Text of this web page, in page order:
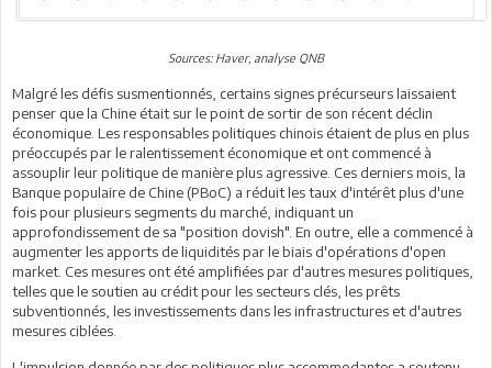
Sources: Haver, analyse QNB
Malgré les défis susmentionnés, certains signes précurseurs laissaient
penser que la Chine était sur le point de sortir de son récent déclin
économique. Les responsables politiques chinois étaient de plus en plus
préoccupés par le ralentissement économique et ont commencé à
assouplir leur politique de manière plus agressive. Ces derniers mois, la
Banque populaire de Chine (PBoC) a réduit les taux d'intérêt plus d'une
fois pour plusieurs segments du marché, indiquant un
approfondissement de sa "position dovish". En outre, elle a commencé à
augmenter les apports de liquidités par le biais d'opérations d'open
market. Ces mesures ont été amplifiées par d'autres mesures politiques,
telles que le soutien au crédit pour les secteurs clés, les prêts
subventionnés, les investissements dans les infrastructures et d'autres
mesures ciblées.